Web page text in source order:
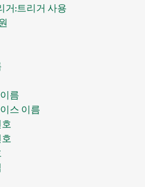
거:트리거 사용
름
스 이름